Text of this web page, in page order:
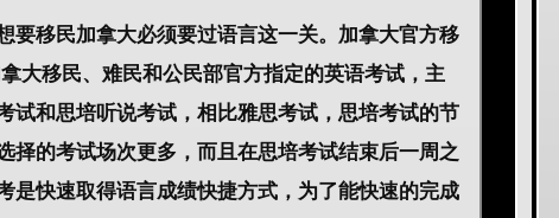
要移民加拿大必须要过语言这一关。加拿大官方移
大移民、难民和公民部官方指定的英语考试，主
试和思培听说考试，相比雅思考试，思培考试的节
择的考试场次更多，而且在思培考试结束后一周之
是快速取得语言成绩快捷方式，为了能快速的完成